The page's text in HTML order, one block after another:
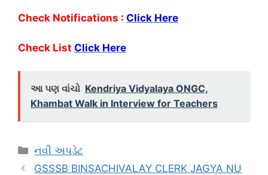
Check Notifications : Click Here
Check List Click Here
આ પણ વાંચો Kendriya Vidyalaya ONGC,
Khambat Walk in Interview for Teachers
Categories
નવી અપડેટ
GSSSB BINSACHIVALAY CLERK JAGYA NU